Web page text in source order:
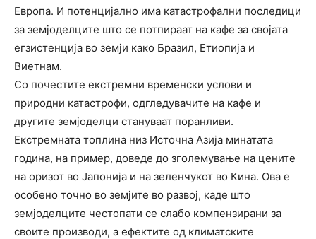
Европа. И потенцијално има катастрофални последици
за земјоделците што се потпираат на кафе за својата
егзистенција во земји како Бразил, Етиопија и
Виетнам.
Со почестите екстремни временски услови и
природни катастрофи, одгледувачите на кафе и
другите земјоделци стануваат поранливи.
Екстремната топлина низ Источна Азија минатата
година, на пример, доведе до зголемување на цените
на оризот во Јапонија и на зеленчукот во Кина. Ова е
особено точно во земјите во развој, каде што
земјоделците честопати се слабо компензирани за
своите производи, а ефектите од климатските